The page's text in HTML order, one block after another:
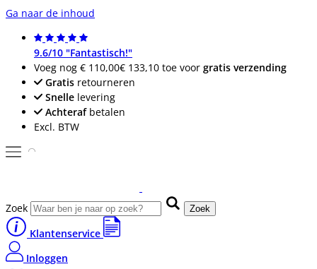
Ga naar de inhoud
9.6/10 "Fantastisch!"
Voeg nog € 110,00€ 133,10 toe voor gratis verzending
Gratis retourneren
Snelle levering
Achterafbetalen
Excl. BTW
Zoek Zoek
Klantenservice
Inloggen